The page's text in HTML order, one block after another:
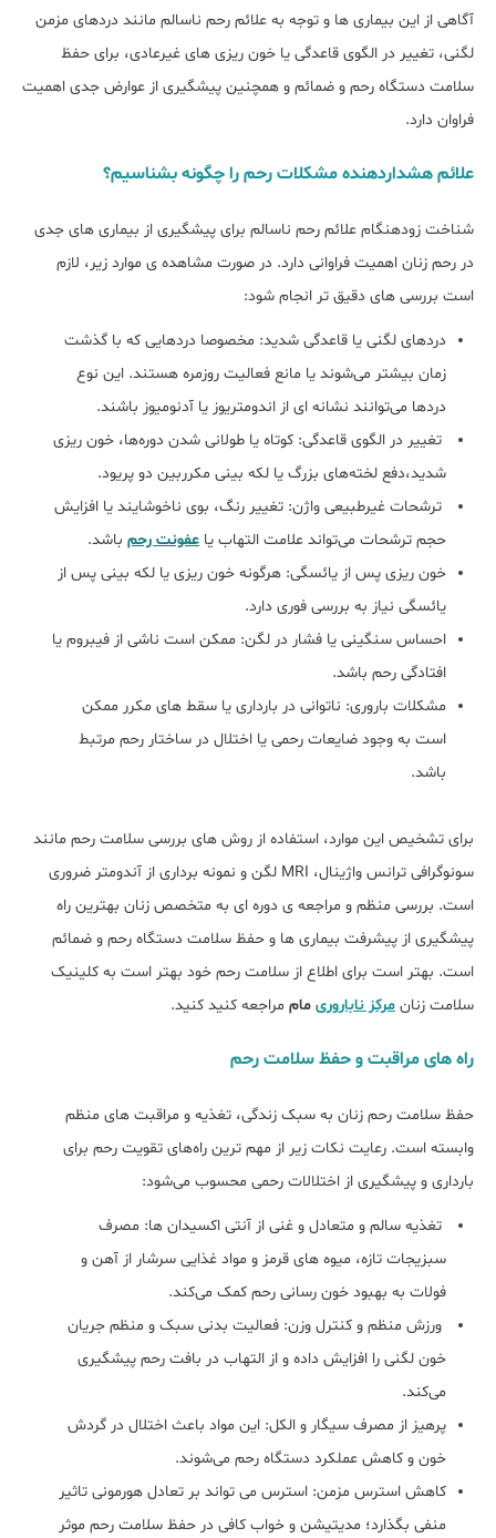
آگاهی از این بیماری ‌ها و توجه به علائم رحم ناسالم مانند دردهای مزمن
لگنی، تغییر در الگوی قاعدگی یا خون ‌ریزی ‌های غیرعادی، برای حفظ
سلامت دستگاه رحم و ضمائم و همچنین پیشگیری از عوارض جدی اهمیت
فراوان دارد.
علائم هشداردهنده مشکلات رحم را چگونه بشناسیم؟
شناخت زودهنگام علائم رحم ناسالم برای پیشگیری از بیماری ‌های جدی
در رحم زنان اهمیت فراوانی دارد. در صورت مشاهده‌ ی موارد زیر، لازم
است بررسی‌ های دقیق‌ تر انجام شود:
دردهای لگنی یا قاعدگی شدید: مخصوصا دردهایی که با گذشت
زمان بیشتر می‌شوند یا مانع فعالیت روزمره هستند. این نوع
دردها می‌توانند نشانه ‌ای از اندومتریوز یا آدنومیوز باشند.
تغییر در الگوی قاعدگی: کوتاه یا طولانی شدن دوره‌ها، خون ‌ریزی
شدید،دفع لخته‌های بزرگ یا لکه‌ بینی مکرربین دو پریود.
ترشحات غیرطبیعی واژن: تغییر رنگ، بوی ناخوشایند یا افزایش
حجم ترشحات می‌تواند علامت التهاب یا عفونت رحم باشد.
خون ‌ریزی پس از یائسگی: هرگونه خون ‌ریزی یا لکه بینی پس از
یائسگی نیاز به بررسی فوری دارد.
احساس سنگینی یا فشار در لگن: ممکن است ناشی از فیبروم یا
افتادگی رحم باشد.
مشکلات باروری: ناتوانی در بارداری یا سقط‌ های مکرر ممکن
است به وجود ضایعات رحمی یا اختلال در ساختار رحم مرتبط
باشد.
برای تشخیص این موارد، استفاده از روش ‌های بررسی سلامت رحم مانند
سونوگرافی ترانس ‌واژینال، MRI لگن و نمونه ‌برداری از آندومتر ضروری
است. بررسی منظم و مراجعه ‌ی دوره ‌ای به متخصص زنان بهترین راه
پیشگیری از پیشرفت بیماری ‌ها و حفظ سلامت دستگاه رحم و ضمائم
است. بهتر است برای اطلاع از سلامت رحم خود بهتر است به کلینیک
سلامت زنان مرکز ناباروری مام مراجعه کنید کنید.
راه های مراقبت و حفظ سلامت رحم
حفظ سلامت رحم زنان به سبک زندگی، تغذیه و مراقبت ‌های منظم
وابسته است. رعایت نکات زیر از مهم ‌ترین راه‌های تقویت رحم برای
بارداری و پیشگیری از اختلالات رحمی محسوب می‌شود:
تغذیه سالم و متعادل و غنی از آنتی ‌اکسیدان‌ ها: مصرف
سبزیجات تازه، میوه‌ های قرمز و مواد غذایی سرشار از آهن و
فولات به بهبود خون ‌رسانی رحم کمک می‌کند.
ورزش منظم و کنترل وزن: فعالیت بدنی سبک و منظم جریان
خون لگنی را افزایش داده و از التهاب در بافت رحم پیشگیری
می‌کند.
پرهیز از مصرف سیگار و الکل: این مواد باعث اختلال در گردش
خون و کاهش عملکرد دستگاه رحم می‌شوند.
کاهش استرس مزمن: استرس می ‌تواند بر تعادل هورمونی تاثیر
منفی بگذارد؛ مدیتیشن و خواب کافی در حفظ سلامت رحم موثر